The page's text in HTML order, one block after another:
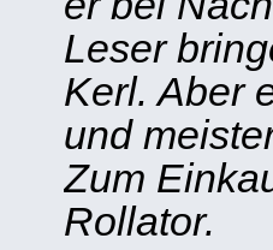
Leser
Kerl. Aber
und
Zum
Rollator.